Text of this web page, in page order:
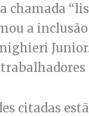
chamada
a
citadas